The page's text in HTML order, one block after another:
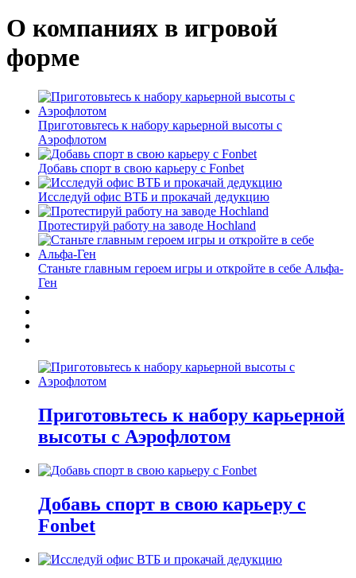
О компаниях в игровой
форме
Приготовьтесь к набору карьерной высоты с
Аэрофлотом
Добавь спорт в свою карьеру с Fonbet
Исследуй офис ВТБ и прокачай дедукцию
Протестируй работу на заводе Hochland
Станьте главным героем игры и откройте в себе Альфа-
Ген
Приготовьтесь к набору карьерной
высоты с Аэрофлотом
Добавь спорт в свою карьеру с
Fonbet